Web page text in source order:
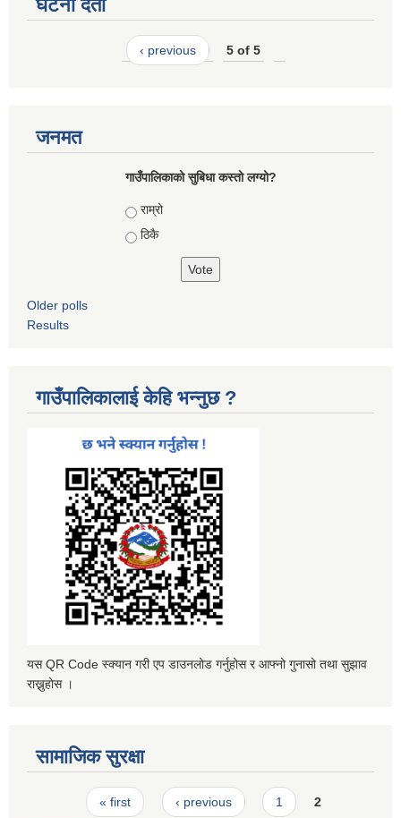
घटना दर्ता
‹ previous 5 of 5
जनमत
गाउँपालिकाको सुबिधा कस्तो लग्यो?
Choices
राम्रो
ठिकै
Older polls
Results
गाउँपालिकालाई केहि भन्नुछ ?
यस QR Code स्क्यान गरी एप डाउनलोड गर्नुहोस र आफ्नो गुनासो तथा सुझाव
राख्नुहोस ।
सामाजिक सुरक्षा
Pages« first ‹ previous 1 2